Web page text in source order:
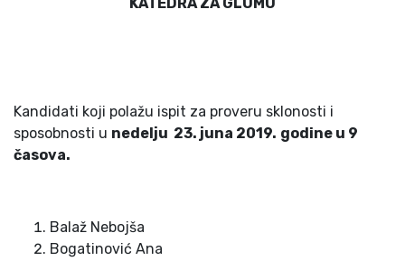
Kandidati koji polažu ispit za proveru sklonosti i
sposobnosti u nedelju 23. juna 2019. godine u 9
časova.
Balaž Nebojša
Bogatinović Ana